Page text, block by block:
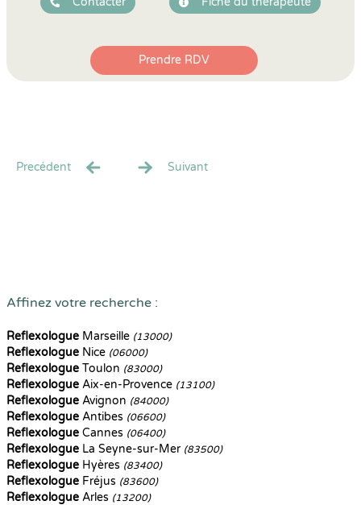
Prendre RDV
Precédent Suivant
Affinez votre recherche :
Reflexologue Marseille (13000)
Reflexologue Nice (06000)
Reflexologue Toulon (83000)
Reflexologue Aix-en-Provence (13100)
Reflexologue Avignon (84000)
Reflexologue Antibes (06600)
Reflexologue Cannes (06400)
Reflexologue La Seyne-sur-Mer (83500)
Reflexologue Hyères (83400)
Reflexologue Fréjus (83600)
Reflexologue Arles (13200)